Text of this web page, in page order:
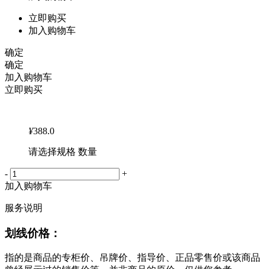
立即购买
加入购物车
确定
确定
加入购物车
立即购买
¥388.0
请选择规格 数量
-
+
加入购物车
服务说明
划线价格：
指的是商品的专柜价、吊牌价、指导价、正品零售价或该商品